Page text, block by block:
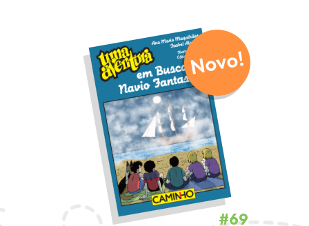
#69
Novo!